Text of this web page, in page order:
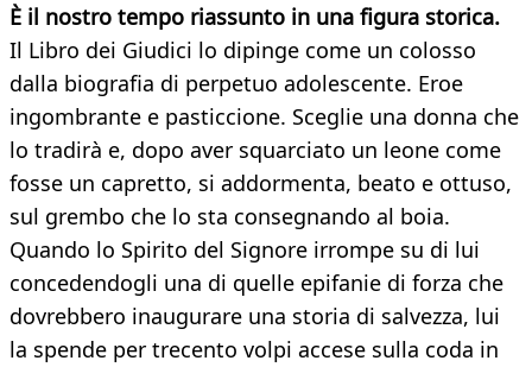
È il nostro tempo riassunto in una figura storica.
Il Libro dei Giudici lo dipinge come un colosso
dalla biografia di perpetuo adolescente. Eroe
ingombrante e pasticcione. Sceglie una donna che
lo tradirà e, dopo aver squarciato un leone come
fosse un capretto, si addormenta, beato e ottuso,
sul grembo che lo sta consegnando al boia.
Quando lo Spirito del Signore irrompe su di lui
concedendogli una di quelle epifanie di forza che
dovrebbero inaugurare una storia di salvezza, lui
la spende per trecento volpi accese sulla coda in